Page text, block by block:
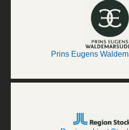
Prins Eugens